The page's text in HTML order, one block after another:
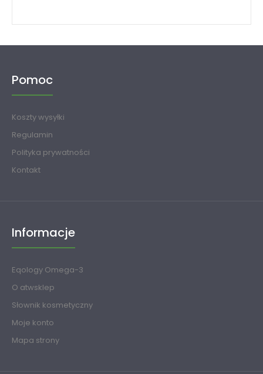
Pomoc
Koszty wysyłki
Regulamin
Polityka prywatności
Kontakt
Informacje
Eqology Omega-3
O atwsklep
Słownik kosmetyczny
Moje konto
Mapa strony